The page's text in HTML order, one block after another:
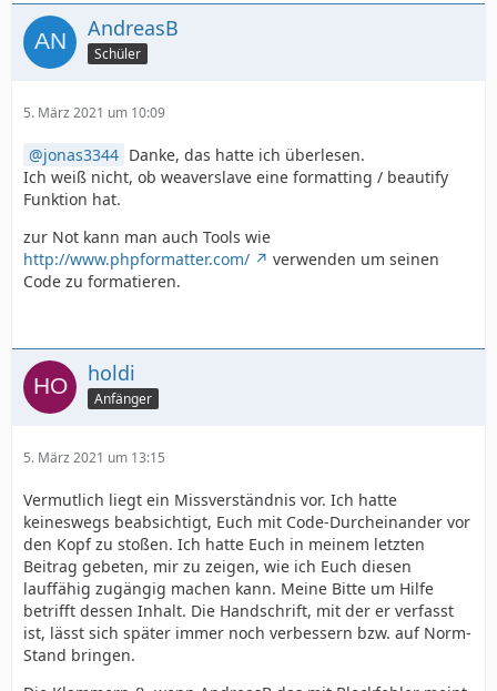
AndreasB
Schüler
5. März 2021 um 10:09
jonas3344 Danke, das hatte ich überlesen.
Ich weiß nicht, ob weaverslave eine formatting / beautify
Funktion hat.
zur Not kann man auch Tools wie
http://www.phpformatter.com/
verwenden um seinen
Code zu formatieren.
holdi
Anfänger
5. März 2021 um 13:15
Vermutlich liegt ein Missverständnis vor. Ich hatte
keineswegs beabsichtigt, Euch mit Code-Durcheinander vor
den Kopf zu stoßen. Ich hatte Euch in meinem letzten
Beitrag gebeten, mir zu zeigen, wie ich Euch diesen
lauffähig zugängig machen kann. Meine Bitte um Hilfe
betrifft dessen Inhalt. Die Handschrift, mit der er verfasst
ist, lässt sich später immer noch verbessern bzw. auf Norm-
Stand bringen.